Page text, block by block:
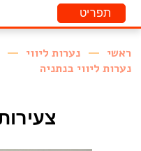
ראשי נערות ליווי
נערות ליווי בנתניה